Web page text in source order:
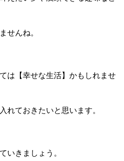
せんね。
は【幸せな生活】かもしれませ
れておきたいと思います。
いきましょう。